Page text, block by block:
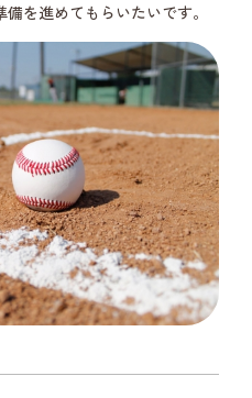
を進めてもらいたいです。